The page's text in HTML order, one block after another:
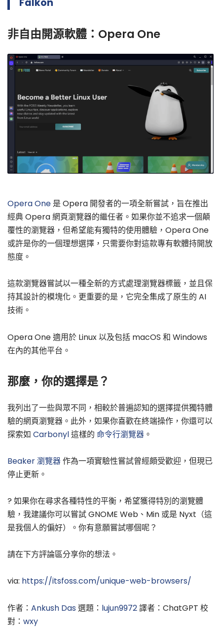
Falkon
非自由開源軟體：Opera One
Opera One是 Opera 開發者的一項全新嘗試，旨在推出
經典 Opera 網頁瀏覽器的繼任者。如果你並不追求一個顛
覆性的瀏覽器，但希望能有獨特的使用體驗，Opera One
或許是你的一個理想選擇，只需要你對這款專有軟體持開放
態度。
這款瀏覽器嘗試以一種全新的方式處理瀏覽器標籤，並且保
持其設計的模塊化。更重要的是，它完全集成了原生的 AI
技術。
Opera One 適用於 Linux 以及包括 macOS 和 Windows
在內的其他平台。
那麼，你的選擇是？
我列出了一些與眾不同，相較於普遍認知的選擇提供獨特體
驗的網頁瀏覽器。此外，如果你喜歡在終端操作，你還可以
探索如 Carbonyl這樣的 命令行瀏覽器 。
Beaker 瀏覽器作為一項實驗性嘗試曾經頗受歡迎，但現已
停止更新。
? 如果你在尋求各種特性的平衡，希望獲得特別的瀏覽體
驗，我建議你可以嘗試 GNOME Web、Min 或是 Nyxt（這
是我個人的偏好）。你有意願嘗試哪個呢？
請在下方評論區分享你的想法。
via: https://itsfoss.com/unique-web-browsers/
作者： Ankush Das 選題： lujun9972譯者：ChatGPT 校
對： wxy